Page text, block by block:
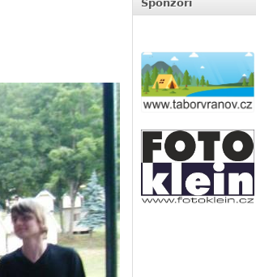
Sponzoři